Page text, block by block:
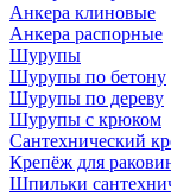
Анкера клиновые
Анкера распорные
Шурупы
Шурупы по бетону
Шурупы по дереву
Шурупы с крюком
Сантехнический
Крепёж для
Шпильки